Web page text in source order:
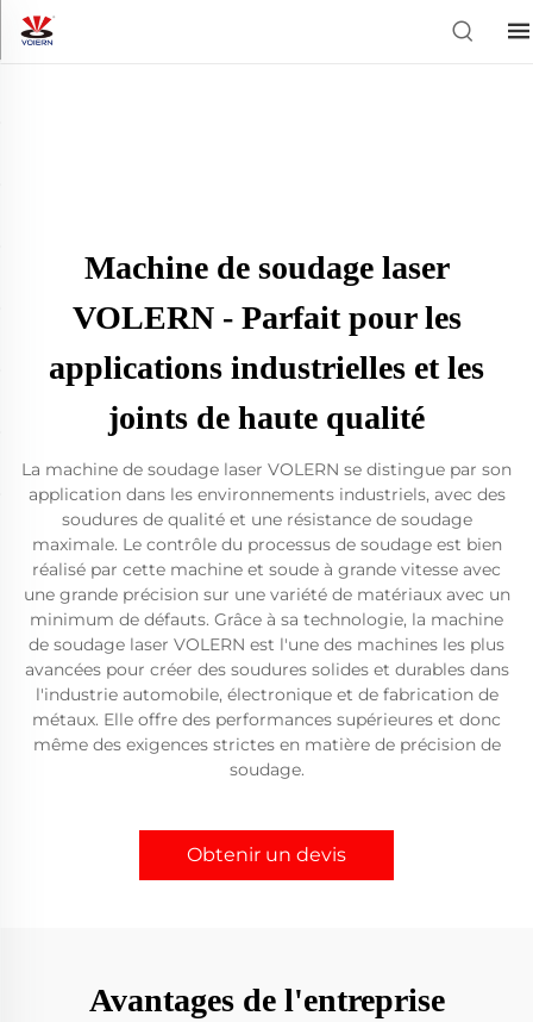
Machine de soudage laser
VOLERN - Parfait pour les
applications industrielles et les
joints de haute qualité
La machine de soudage laser VOLERN se distingue par son
application dans les environnements industriels, avec des
soudures de qualité et une résistance de soudage
maximale. Le contrôle du processus de soudage est bien
réalisé par cette machine et soude à grande vitesse avec
une grande précision sur une variété de matériaux avec un
minimum de défauts. Grâce à sa technologie, la machine
de soudage laser VOLERN est l'une des machines les plus
avancées pour créer des soudures solides et durables dans
l'industrie automobile, électronique et de fabrication de
métaux. Elle offre des performances supérieures et donc
même des exigences strictes en matière de précision de
soudage.
Obtenir un devis
Avantages de l'entreprise